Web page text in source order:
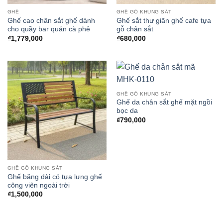
GHẾ
Ghế cao chân sắt ghế dành
cho quầy bar quán cà phê
₫1,779,000
GHẾ GỖ KHUNG SẮT
Ghế sắt thư giãn ghế cafe tựa
gỗ chân sắt
₫680,000
GHẾ GỖ KHUNG SẮT
Ghế băng dài có tựa lưng ghế
công viên ngoài trời
₫1,500,000
GHẾ GỖ KHUNG SẮT
Ghế da chân sắt ghế mặt ngồi
bọc da
₫790,000